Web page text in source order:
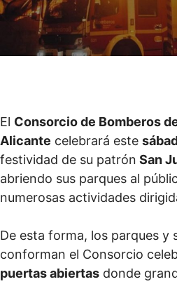
El Consorcio de Bomberos
Alicante celebrará este
festividad de su patrón San
abriendo sus parques al
numerosas actividades
De esta forma, los parques y
conforman el Consorcio
puertas abiertas donde